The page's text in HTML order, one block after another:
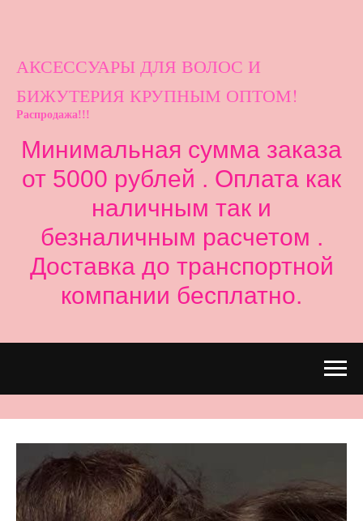
АКСЕССУАРЫ ДЛЯ ВОЛОС И
БИЖУТЕРИЯ КРУПНЫМ ОПТОМ!
Распродажа!!!
Минимальная сумма заказа
от 5000 рублей . Оплата как
наличным так и
безналичным расчетом .
Доставка до транспортной
компании бесплатно.